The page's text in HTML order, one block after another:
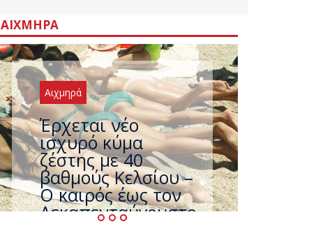
ΑΙΧΜΗΡΆ
Αιχμηρά
Άφαντος ο
Τσίπρας… την ώρα
που η χώρα
καίγεται